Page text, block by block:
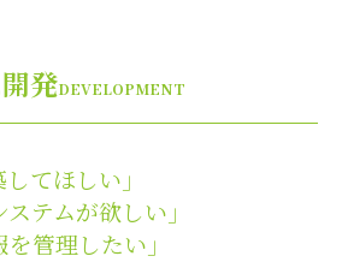
発DEVELOPMENT
てほしい」
テムが欲しい」
管理したい」